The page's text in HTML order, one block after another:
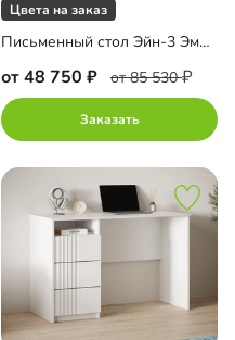
Цвета на заказ
Письменный стол Эйн-3 Эмаль
от 48 750 от 85 530
Заказать